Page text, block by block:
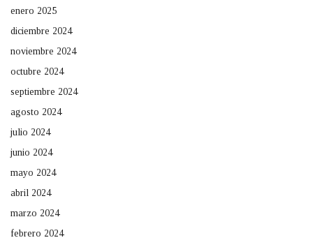
enero 2025
diciembre 2024
noviembre 2024
octubre 2024
septiembre 2024
agosto 2024
julio 2024
junio 2024
mayo 2024
abril 2024
marzo 2024
febrero 2024